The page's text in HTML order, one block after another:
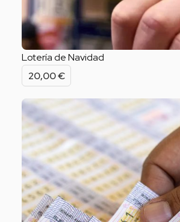
Lotería de Navidad
20,00€